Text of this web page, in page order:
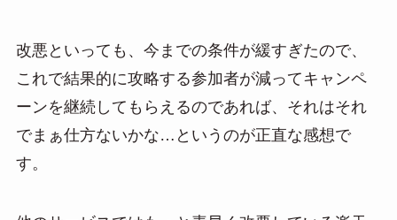
改悪といっても、今までの条件が緩すぎたので、
これで結果的に攻略する参加者が減ってキャンペ
ーンを継続してもらえるのであれば、それはそれ
でまぁ仕方ないかな…というのが正直な感想で
す。